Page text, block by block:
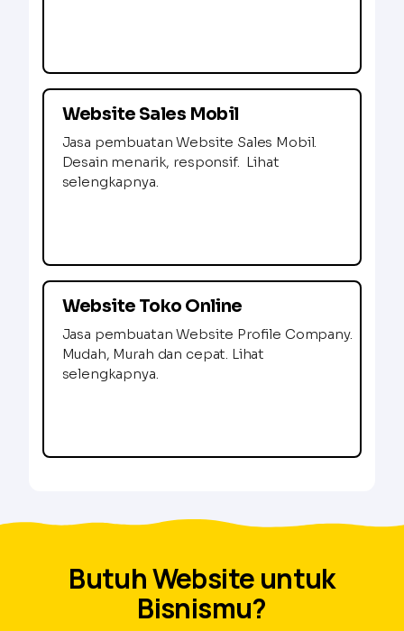
Website Sales Mobil
Jasa pembuatan Website Sales Mobil.
Desain menarik, responsif. Lihat
selengkapnya.
Website Toko Online
Jasa pembuatan Website Profile Company.
Mudah, Murah dan cepat. Lihat
selengkapnya.
Butuh Website untuk
Bisnismu?